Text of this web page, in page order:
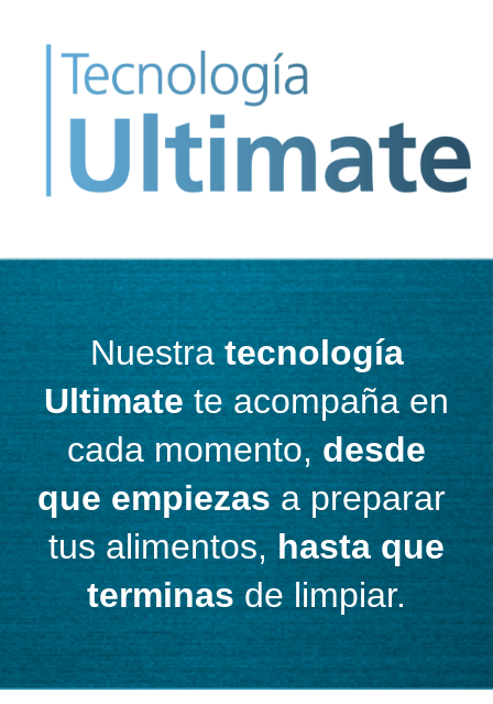
Nuestratecnología
Ultimatete acompaña en
cada momento,desde
que empiezasa preparar
tus alimentos,hasta que
terminasde limpiar.